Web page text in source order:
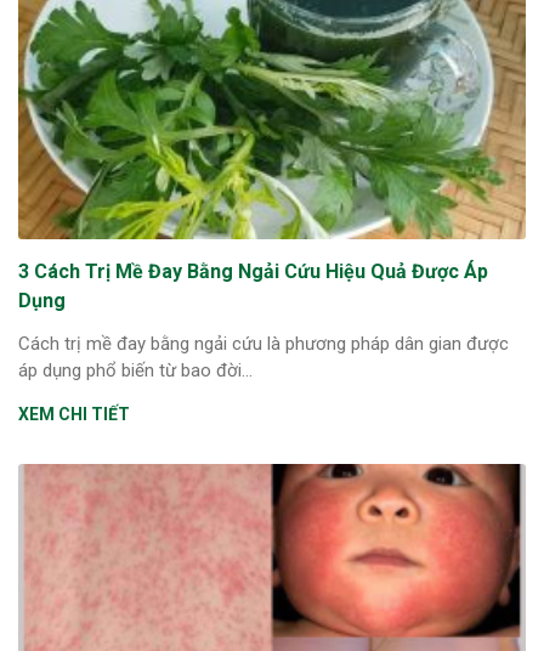
3 Cách Trị Mề Đay Bằng Ngải Cứu Hiệu Quả Được Áp
Dụng
Cách trị mề đay bằng ngải cứu là phương pháp dân gian được
áp dụng phổ biến từ bao đời...
XEM CHI TIẾT